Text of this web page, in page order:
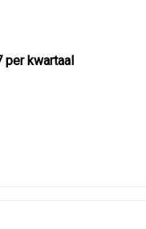
per kwartaal